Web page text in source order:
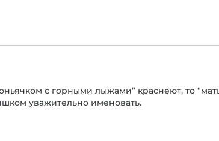
с горными лыжами” краснеют, то
уважительно именовать.